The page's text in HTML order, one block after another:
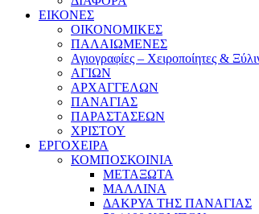
ΕΙΚΟΝΕΣ
ΟΙΚΟΝΟΜΙΚΕΣ
ΠΑΛΑΙΩΜΕΝΕΣ
Αγιογραφίες – Χειροποίητες &
ΑΓΙΩΝ
ΑΡΧΑΓΓΕΛΩΝ
ΠΑΝΑΓΙΑΣ
ΠΑΡΑΣΤΑΣΕΩΝ
ΧΡΙΣΤΟΥ
ΕΡΓΟΧΕΙΡΑ
ΚΟΜΠΟΣΚΟΙΝΙΑ
ΜΕΤΑΞΩΤΑ
ΜΑΛΛΙΝΑ
ΔΑΚΡΥΑ ΤΗΣ ΠΑΝΑΓΙΑΣ